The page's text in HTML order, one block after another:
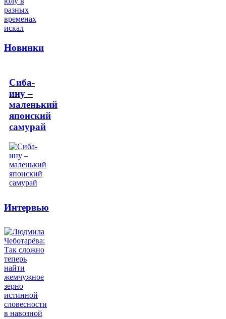
Новинки
Сиба-
ину –
маленький
японский
самурай
Интервью